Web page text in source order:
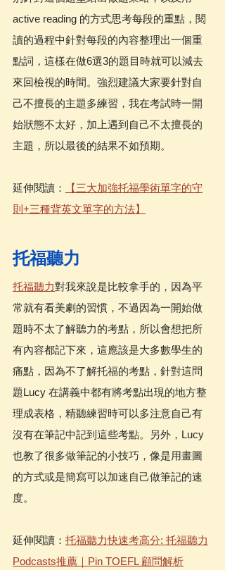
active reading 的方式思考每段的重點，閱
讀的過程中針對每段的內容整理出一個重
點詞，這樣在做6選3的題目時就可以減去
來回檢視的時間。強烈建議大家要針對自
己不擅長的主題多練習，我在考試時一開
始狀態不太好，加上遇到自己不太擅長的
主題，所以最後的結果不如預期。
延伸閱讀：
【三大加強托福學術單字的守
則+三種背英文單字的方法】
托福聽力
托福聽力對我來說是比較拿手的，因為平
常就有看美劇的習慣，不過因為一開始做
題時不太了解聽力的考點，所以會想把所
有內容都記下來，這應該是大多數學生的
痛點，因為不了解托福的考點，針對這問
題Lucy 在講義中都有將考點出現的地方整
理成表格，精聽練習時可以多注意自己有
沒有在筆記中記到這些考點。另外，Lucy
也教了很多做筆記的小技巧，像是用畫圖
的方式或是簡寫可以加速自己做筆記的速
度。
延伸閱讀： 托福聽力快速考高分: 托福聽力
Podcasts推薦｜Pin TOEFL 顧問解析